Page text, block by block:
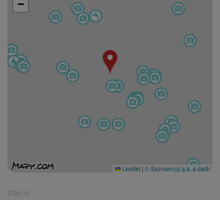
−
Leaflet | © Seznam.cz a.s. a další
zdjęcia